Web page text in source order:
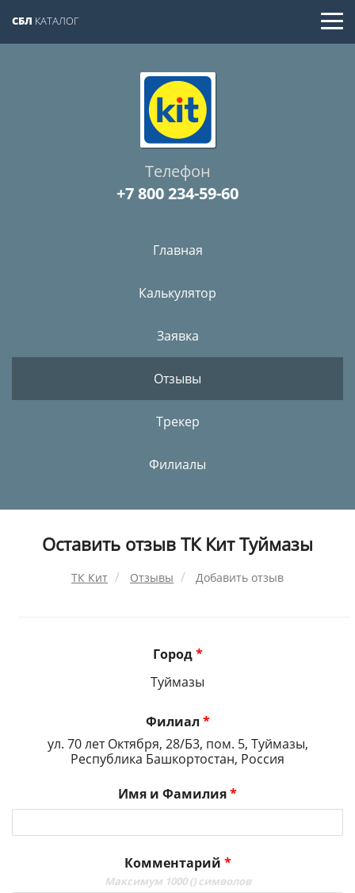
СБЛ КАТАЛОГ
Телефон
+7 800 234-59-60
Главная
Калькулятор
Заявка
Отзывы
Трекер
Филиалы
Оставить отзыв ТК Кит Туймазы
ТК Кит Отзывы Добавить отзыв
Город*
Туймазы
Филиал *
ул. 70 лет Октября, 28/Б3, пом. 5, Туймазы,
Республика Башкортостан, Россия
Имя и Фамилия*
Комментарий *
Максимум 1000 () символов